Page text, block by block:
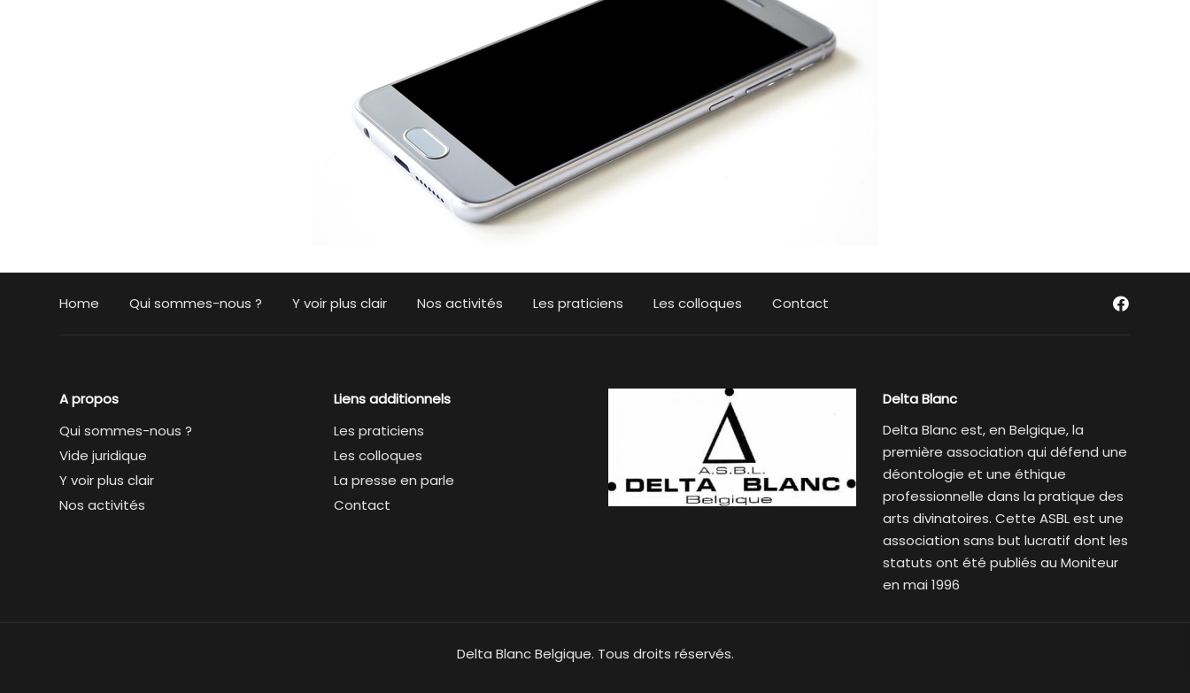
Home Qui sommes-nous ? Y voir plus clair Nos activités Les praticiens Les colloques Contact
A propos
Qui sommes-nous ?
Vide juridique
Y voir plus clair
Nos activités
Liens additionnels
Les praticiens
Les colloques
La presse en parle
Contact
Delta Blanc
Delta Blanc est, en Belgique, la
première association qui défend une
déontologie et une éthique
professionnelle dans la pratique des
arts divinatoires. Cette ASBL est une
association sans but lucratif dont les
statuts ont été publiés au Moniteur
en mai 1996
Delta Blanc Belgique. Tous droits réservés.